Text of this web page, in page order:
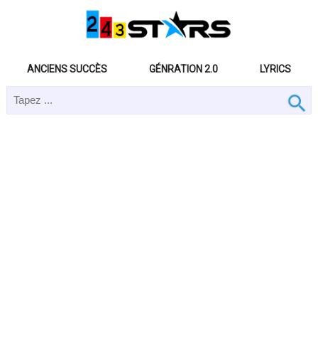
ANCIENS SUCCÈS GÉNRATION 2.0 LYRICS